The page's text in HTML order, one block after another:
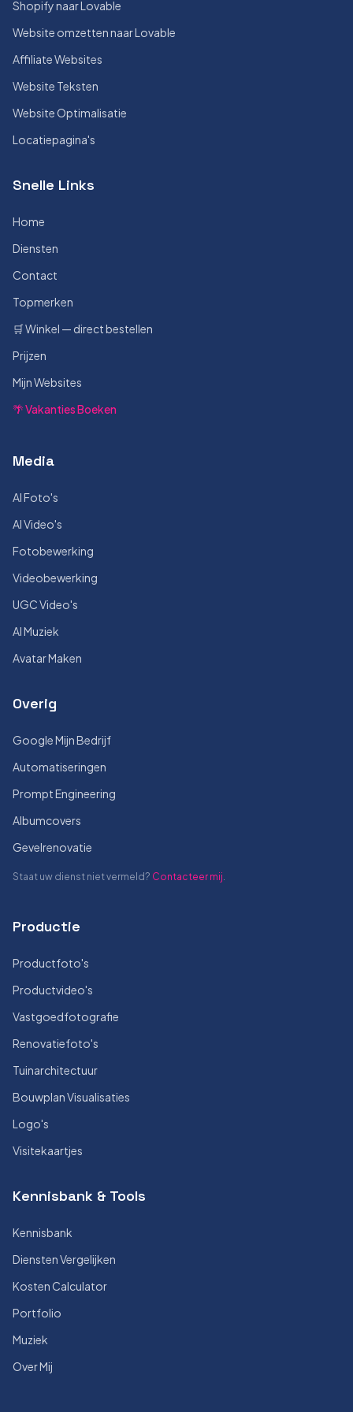
Shopify naar Lovable
Website omzetten naar Lovable
Affiliate Websites
Website Teksten
Website Optimalisatie
Locatiepagina's
Snelle Links
Home
Diensten
Contact
Topmerken
🛒 Winkel — direct bestellen
Prijzen
Mijn Websites
🌴 Vakanties Boeken
Media
AI Foto's
AI Video's
Fotobewerking
Videobewerking
UGC Video's
AI Muziek
Avatar Maken
Overig
Google Mijn Bedrijf
Automatiseringen
Prompt Engineering
Albumcovers
Gevelrenovatie
Staat uw dienst niet vermeld? Contacteer mij.
Productie
Productfoto's
Productvideo's
Vastgoedfotografie
Renovatiefoto's
Tuinarchitectuur
Bouwplan Visualisaties
Logo's
Visitekaartjes
Kennisbank & Tools
Kennisbank
Diensten Vergelijken
Kosten Calculator
Portfolio
Muziek
Over Mij